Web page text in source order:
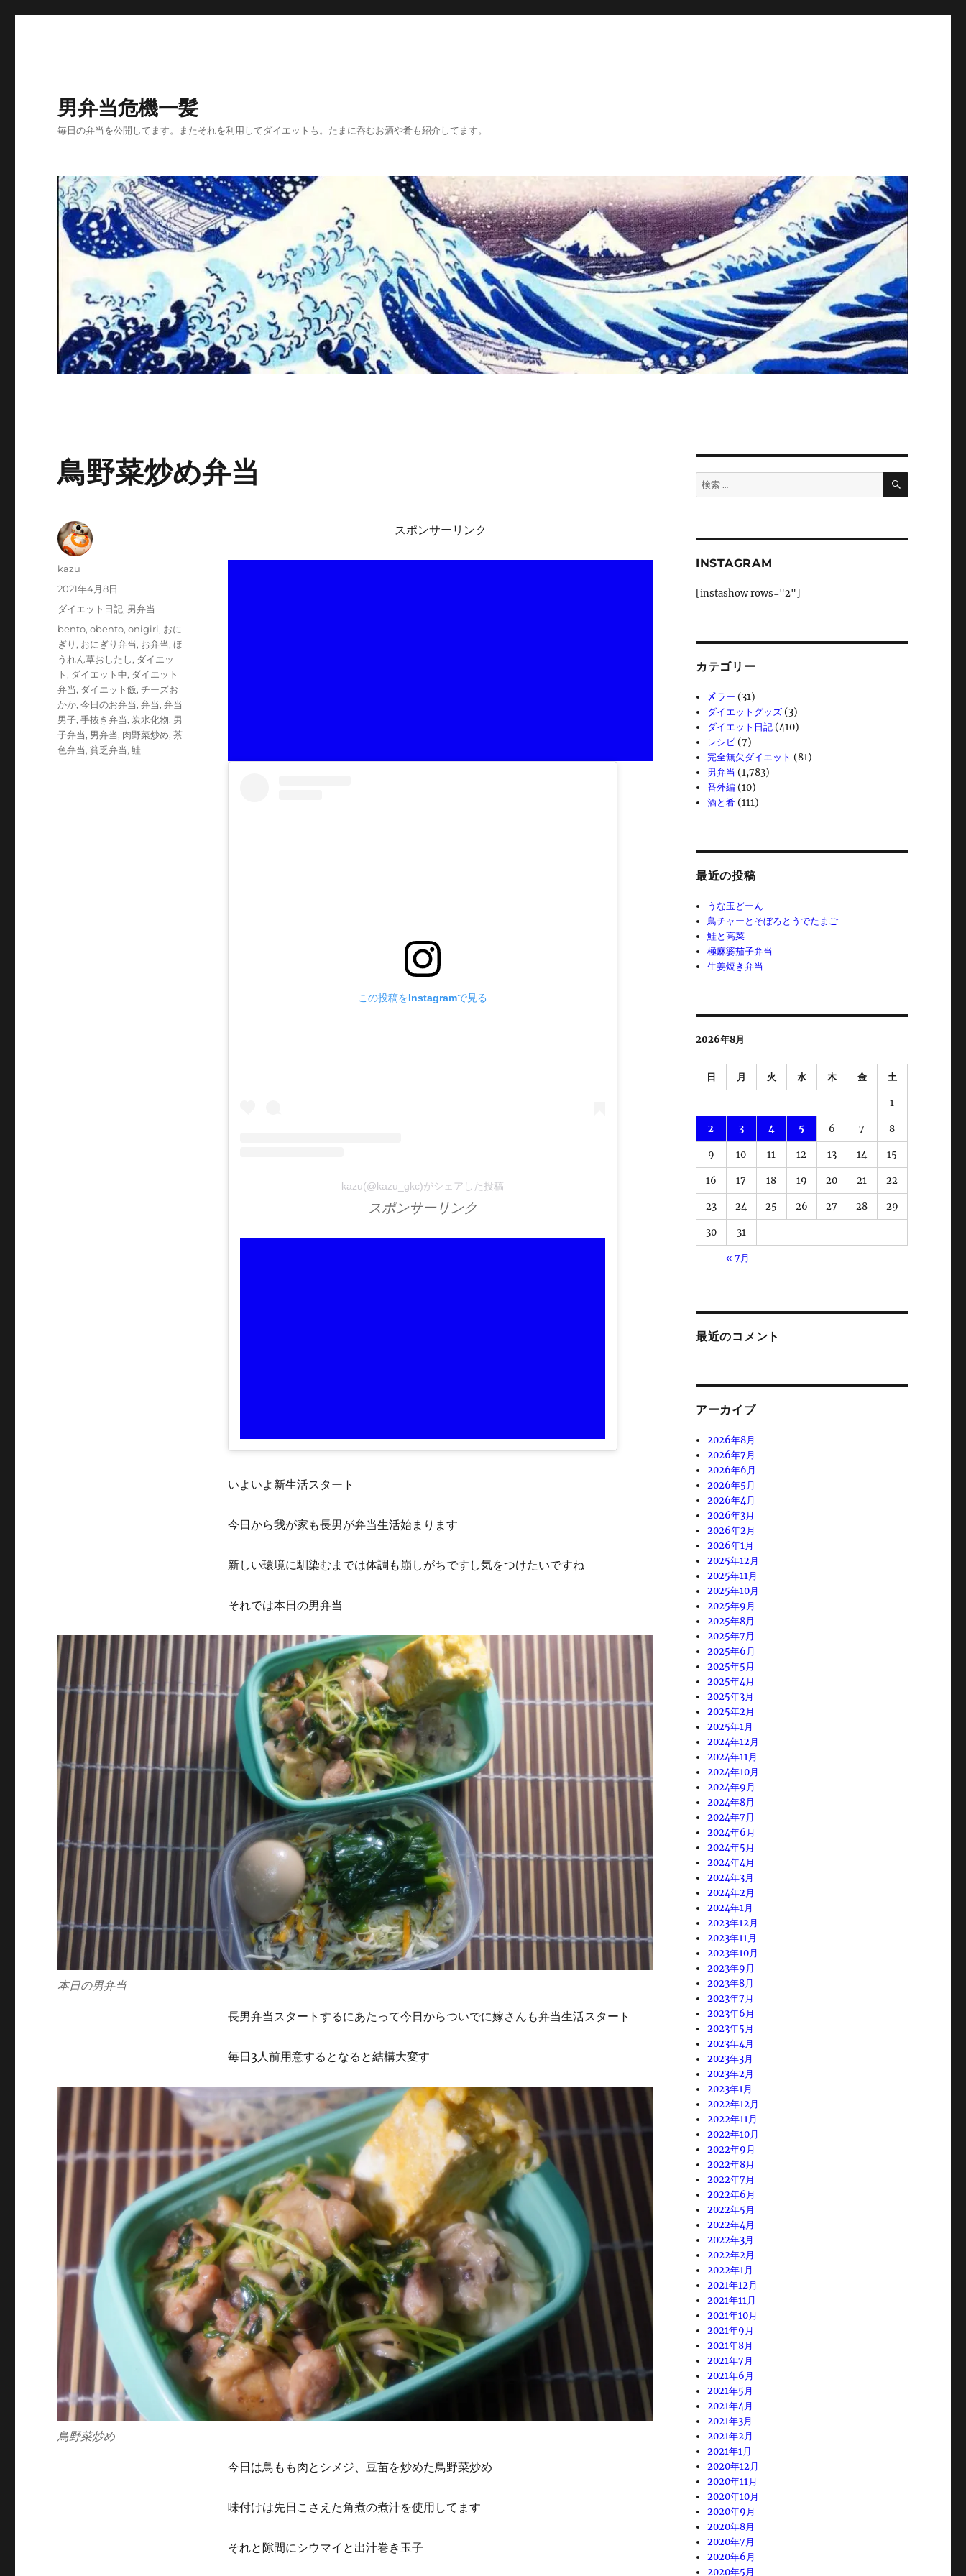
男弁当危機一髪
毎日の弁当を公開してます。またそれを利用してダイエットも。たまに呑むお酒や肴も紹介してます。
鳥野菜炒め弁当
スポンサーリンク
この投稿をInstagramで見る
kazu(@kazu_gkc)がシェアした投稿
スポンサーリンク
いよいよ新生活スタート
今日から我が家も長男が弁当生活始まります
新しい環境に馴染むまでは体調も崩しがちですし気をつけたいですね
それでは本日の男弁当
本日の男弁当
長男弁当スタートするにあたって今日からついでに嫁さんも弁当生活スタート
毎日3人前用意するとなると結構大変す
鳥野菜炒め
今日は鳥もも肉とシメジ、豆苗を炒めた鳥野菜炒め
味付けは先日こさえた角煮の煮汁を使用してます
それと隙間にシウマイと出汁巻き玉子
投
kazu
投
稿
2021年4月8日
カ
テ
ゴ
リ
ー
ダイエット日記, 男弁当
タ
グ
bento,obento,onigiri, おに
ぎり , おにぎり弁当, お弁当,ほ
うれん草おしたし, ダイエッ
ト , ダイエット中, ダイエット
弁当, ダイエット飯,チーズお
かか,今日のお弁当,弁当,弁当
男子,手抜き弁当, 炭水化物, 男
子弁当, 男弁当, 肉野菜炒め,茶
色弁当,貧乏弁当,鮭
検
索:
検
INSTAGRAM
[instashow rows="2"]
カテゴリー
〆ラー (31)
ダイエットグッズ (3)
ダイエット日記 (410)
レシピ (7)
完全無欠ダイエット (81)
男弁当 (1,783)
番外編 (10)
酒と肴 (111)
最近の投稿
うな玉どーん
鳥チャーとそぼろとうでたまご
鮭と高菜
極麻婆茄子弁当
生姜焼き弁当
2026年8月
日 月 火 水 木 金 土
1
2 3 4 5 6 7 8
9 10 11 12 13 14 15
16 17 18 19 20 21 22
23 24 25 26 27 28 29
30 31
« 7月
最近のコメント
アーカイブ
2026年8月
2026年7月
2026年6月
2026年5月
2026年4月
2026年3月
2026年2月
2026年1月
2025年12月
2025年11月
2025年10月
2025年9月
2025年8月
2025年7月
2025年6月
2025年5月
2025年4月
2025年3月
2025年2月
2025年1月
2024年12月
2024年11月
2024年10月
2024年9月
2024年8月
2024年7月
2024年6月
2024年5月
2024年4月
2024年3月
2024年2月
2024年1月
2023年12月
2023年11月
2023年10月
2023年9月
2023年8月
2023年7月
2023年6月
2023年5月
2023年4月
2023年3月
2023年2月
2023年1月
2022年12月
2022年11月
2022年10月
2022年9月
2022年8月
2022年7月
2022年6月
2022年5月
2022年4月
2022年3月
2022年2月
2022年1月
2021年12月
2021年11月
2021年10月
2021年9月
2021年8月
2021年7月
2021年6月
2021年5月
2021年4月
2021年3月
2021年2月
2021年1月
2020年12月
2020年11月
2020年10月
2020年9月
2020年8月
2020年7月
2020年6月
2020年5月